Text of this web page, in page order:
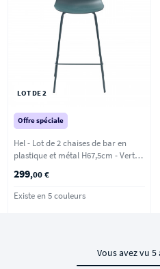
LOT DE 2
Offre spéciale
Hel - Lot de 2 chaises de bar en
plastique et métal H67,5cm - Vert
299,00 €
Existe en 5 couleurs
Vous avez vu